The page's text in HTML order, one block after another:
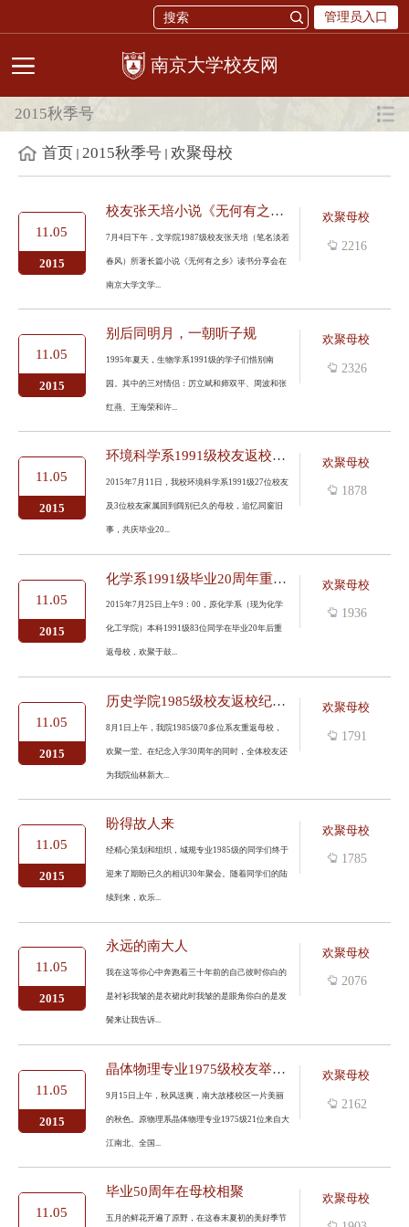
管理员入口
校友网
2015秋季号
首页 2015秋季号 欢聚母校
11.05
2015
欢聚母校
2216
校友张天培小说《无何有之乡》读书分享会在文学院举行
7月4日下午，文学院1987级校友张天培（笔名淡若
春风）所著长篇小说《无何有之乡》读书分享会在
南京大学文学...
11.05
2015
欢聚母校
2326
别后同明月，一朝听子规
1995年夏天，生物学系1991级的学子们惜别南
园。其中的三对情侣：厉立斌和师双平、周波和张
红燕、王海荣和许...
11.05
2015
欢聚母校
1878
环境科学系1991级校友返校庆祝毕业20周年
2015年7月11日，我校环境科学系1991级27位校友
及3位校友家属回到阔别已久的母校，追忆同窗旧
事，共庆毕业20...
11.05
2015
欢聚母校
1936
化学系1991级毕业20周年重返母校记
2015年7月25日上午9：00，原化学系（现为化学
化工学院）本科1991级83位同学在毕业20年后重
返母校，欢聚于鼓...
11.05
2015
欢聚母校
1791
历史学院1985级校友返校纪念入学30周年并捐赠“感念石”
8月1日上午，我院1985级70多位系友重返母校，
欢聚一堂。在纪念入学30周年的同时，全体校友还
为我院仙林新大...
11.05
2015
欢聚母校
1785
盼得故人来
经精心策划和组织，城规专业1985级的同学们终于
迎来了期盼已久的相识30年聚会。随着同学们的陆
续到来，欢乐...
11.05
2015
欢聚母校
2076
永远的南大人
我在这等你心中奔跑着三十年前的自己彼时你白的
是衬衫我皱的是衣裙此时我皱的是眼角你白的是发
鬓来让我告诉...
11.05
2015
欢聚母校
2162
晶体物理专业1975级校友举行入学40年返校聚会
9月15日上午，秋风送爽，南大故楼校区一片美丽
的秋色。原物理系晶体物理专业1975级21位来自大
江南北、全国...
11.05
欢聚母校
毕业50周年在母校相聚
五月的鲜花开遍了原野，在这春末夏初的美好季节